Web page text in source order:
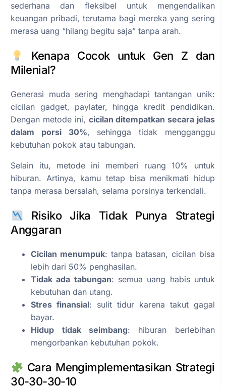
sederhana dan fleksibel untuk mengendalikan
keuangan pribadi, terutama bagi mereka yang sering
merasa uang “hilang begitu saja” tanpa arah.
Kenapa Cocok untuk Gen Z dan
Milenial?
Generasi muda sering menghadapi tantangan unik:
cicilan gadget, paylater, hingga kredit pendidikan.
Dengan metode ini, cicilan ditempatkan secara jelas
dalam porsi 30%, sehingga tidak mengganggu
kebutuhan pokok atau tabungan.
Selain itu, metode ini memberi ruang 10% untuk
hiburan. Artinya, kamu tetap bisa menikmati hidup
tanpa merasa bersalah, selama porsinya terkendali.
Risiko Jika Tidak Punya Strategi
Anggaran
Cicilan menumpuk: tanpa batasan, cicilan bisa
lebih dari 50% penghasilan.
Tidak ada tabungan: semua uang habis untuk
kebutuhan dan utang.
Stres finansial: sulit tidur karena takut gagal
bayar.
Hidup tidak seimbang: hiburan berlebihan
mengorbankan kebutuhan pokok.
Cara Mengimplementasikan Strategi
30-30-30-10